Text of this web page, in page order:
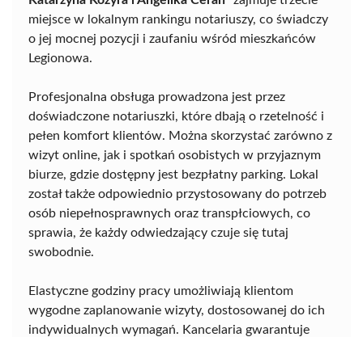
miejsce w lokalnym rankingu notariuszy, co świadczy
o jej mocnej pozycji i zaufaniu wśród mieszkańców
Legionowa.
Profesjonalna obsługa prowadzona jest przez
doświadczone notariuszki, które dbają o rzetelność i
pełen komfort klientów. Można skorzystać zarówno z
wizyt online, jak i spotkań osobistych w przyjaznym
biurze, gdzie dostępny jest bezpłatny parking. Lokal
został także odpowiednio przystosowany do potrzeb
osób niepełnosprawnych oraz transpłciowych, co
sprawia, że każdy odwiedzający czuje się tutaj
swobodnie.
Elastyczne godziny pracy umożliwiają klientom
wygodne zaplanowanie wizyty, dostosowanej do ich
indywidualnych wymagań. Kancelaria gwarantuje